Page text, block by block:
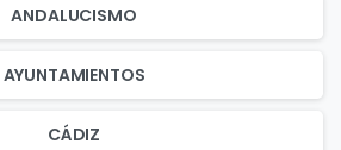
ANDALUCISMO
AYUNTAMIENTOS
CÁDIZ